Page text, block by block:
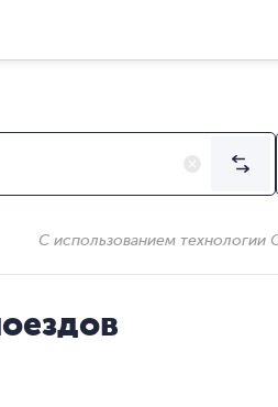
С использованием